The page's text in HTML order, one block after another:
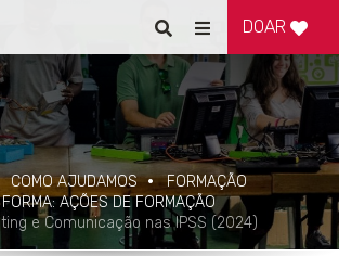
Pesquisar
Alternar
de
navegação
DOAR
COMO AJUDAMOS
FORMAÇÃO
FORMA: AÇÕES DE FORMAÇÃO
e Comunicação nas IPSS (2024)